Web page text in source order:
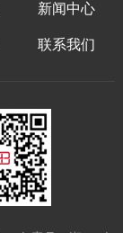
新闻中心
联系我们